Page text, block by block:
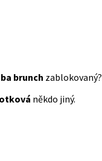
brunch zablokovaný?
někdo jiný.